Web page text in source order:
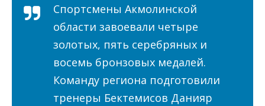
Спортсмены Акмолинской
области завоевали четыре
золотых, пять серебряных и
восемь бронзовых медалей.
Команду региона подготовили
тренеры Бектемисов Данияр